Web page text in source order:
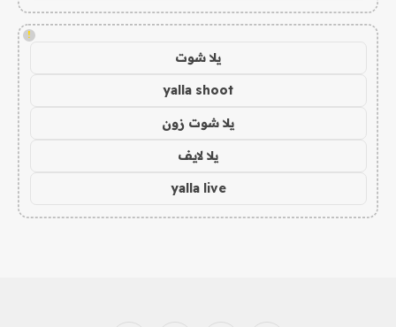
!
يلا شوت
yalla shoot
يلا شوت زون
يلا لايف
yalla live